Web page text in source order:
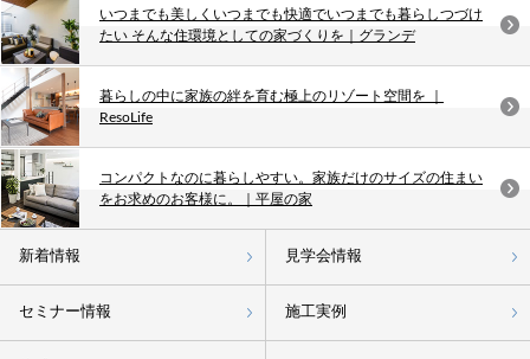
いつまでも美しくいつまでも快適でいつまでも暮らしつづけ
たい そんな住環境としての家づくりを｜グランデ
暮らしの中に家族の絆を育む極上のリゾート空間を ｜
ResoLife
コンパクトなのに暮らしやすい。家族だけのサイズの住まい
をお求めのお客様に。｜平屋の家
新着情報 見学会情報
セミナー情報 施工実例